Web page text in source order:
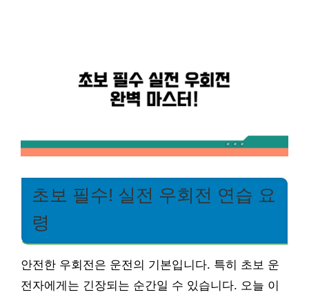
초보 필수! 실전 우회전 연습 요
령
안전한 우회전은 운전의 기본입니다. 특히 초보 운
전자에게는 긴장되는 순간일 수 있습니다. 오늘 이